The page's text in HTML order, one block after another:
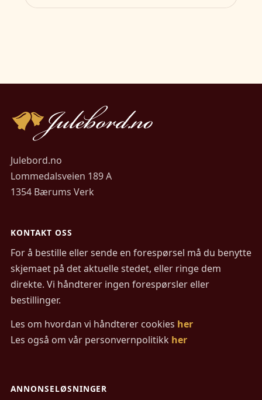
Julebord.no
Lommedalsveien 189 A
1354 Bærums Verk
KONTAKT OSS
For å bestille eller sende en forespørsel må du benytte
skjemaet på det aktuelle stedet, eller ringe dem
direkte. Vi håndterer ingen forespørsler eller
bestillinger.
Les om hvordan vi håndterer cookies her
Les også om vår personvernpolitikk her
ANNONSELØSNINGER